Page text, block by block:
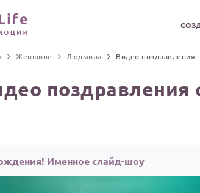
Женщине Людмила Видео поздравления
Именное слайд-шоу